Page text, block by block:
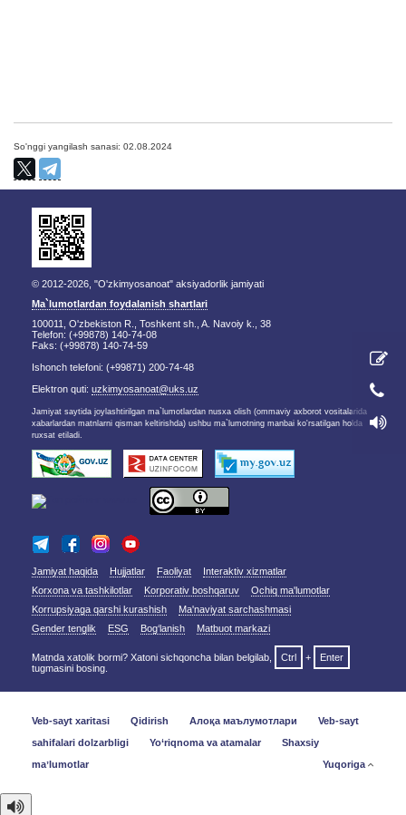
So'nggi yangilash sanasi: 02.08.2024
© 2012-2026, "O'zkimyosanoat" aksiyadorlik jamiyati
Ma`lumotlardan foydalanish shartlari
100011, O'zbekiston R., Toshkent sh., A. Navoiy k., 38
Telefon: (+99878) 140-74-08
Faks: (+99878) 140-74-59
Ishonch telefoni: (+99871) 200-74-48
Elektron quti: uzkimyosanoat@uks.uz
Jamiyat saytida joylashtirilgan ma`lumotlardan nusxa olish (ommaviy axborot vositalarida
xabarlardan matnlarni qisman keltirishda) ushbu ma`lumotning manbai ko'rsatilgan holda
ruxsat etiladi.
Jamiyat haqida Hujjatlar Faoliyat
Interaktiv xizmatlar
Korxona va tashkilotlar
Korporativ boshqaruv
Ochiq ma'lumotlar
Korrupsiyaga qarshi kurashish
Ma'naviyat sarchashmasi
Gender tenglik
ESG Bog‘lanish Matbuot markazi
Matnda xatolik bormi? Xatoni sichqoncha bilan belgilab, Ctrl +
Enter
tugmasini bosing.
Veb-sayt xaritasi Qidirish Алоқа маълумотлари
Veb-sayt
sahifalari dolzarbligi
Yo‘riqnoma va atamalar
Shaxsiy
maʼlumotlar
Yuqoriga